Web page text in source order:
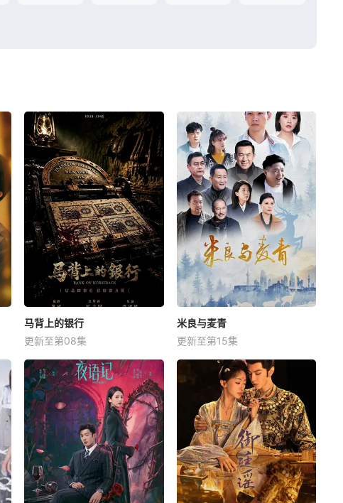
马背上的银行
更新至第08集
米良与麦青
更新至第15集